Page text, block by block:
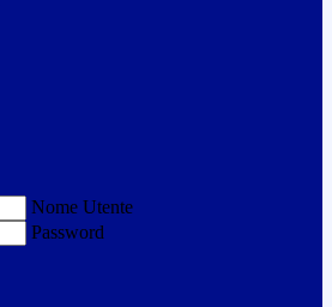
Nome Utente
Password